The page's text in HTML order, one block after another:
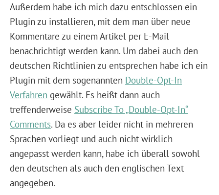
Außerdem habe ich mich dazu entschlossen ein
Plugin zu installieren, mit dem man über neue
Kommentare zu einem Artikel per E-Mail
benachrichtigt werden kann. Um dabei auch den
deutschen Richtlinien zu entsprechen habe ich ein
Plugin mit dem sogenannten Double-Opt-In
Verfahren gewählt. Es heißt dann auch
treffenderweise Subscribe To „Double-Opt-In“
Comments. Da es aber leider nicht in mehreren
Sprachen vorliegt und auch nicht wirklich
angepasst werden kann, habe ich überall sowohl
den deutschen als auch den englischen Text
angegeben.